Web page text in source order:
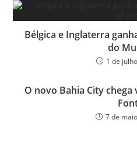
Bélgica e Inglaterra
do
1 de
O novo Bahia City
7 de